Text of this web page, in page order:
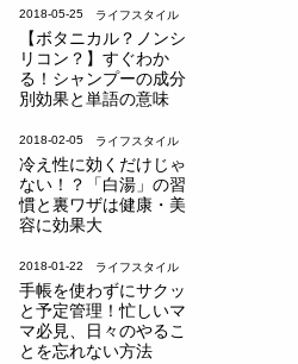
2018-05-25 ライフスタイル
【ボタニカル？ノンシ
リコン？】すぐわか
る！シャンプーの成分
別効果と単語の意味
2018-02-05 ライフスタイル
冷え性に効くだけじゃ
ない！？「白湯」の習
慣と裏ワザは健康・美
容に効果大
2018-01-22 ライフスタイル
手帳を使わずにサクッ
と予定管理！忙しいマ
マ必見、日々のやるこ
とを忘れない方法